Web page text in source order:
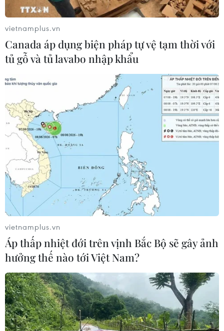
Ấn Độ chỉ trích Sáng kiến "Vành đai và con
đường" của Trung Quốc
06/04/2018 12:43
Bộ Ngoại giao Ấn Độ tuyên bố Sáng kiến "Vành đai và
con đường" (BRI) của Trung Quốc đã vi phạm chủ
quyền và sự toàn vẹn lãnh thổ của Ấn Độ.
vietnamplus.vn
Canada áp dụng biện pháp tự vệ tạm thời với
tủ gỗ và tủ lavabo nhập khẩu
vietnamplus.vn
Áp thấp nhiệt đới trên vịnh Bắc Bộ sẽ gây ảnh
hưởng thế nào tới Việt Nam?